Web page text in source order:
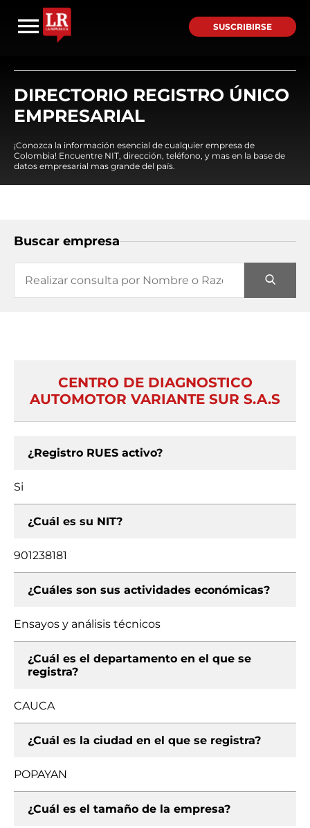
SUSCRIBIRSE
DIRECTORIO REGISTRO ÚNICO
EMPRESARIAL
¡Conozca la información esencial de cualquier empresa de
Colombia! Encuentre NIT, dirección, teléfono, y mas en la base de
datos empresarial mas grande del país.
Buscar empresa
CENTRO DE DIAGNOSTICO
AUTOMOTOR VARIANTE SUR S.A.S
¿Registro RUES activo?
Si
¿Cuál es su NIT?
901238181
¿Cuáles son sus actividades económicas?
Ensayos y análisis técnicos
¿Cuál es el departamento en el que se
registra?
CAUCA
¿Cuál es la ciudad en el que se registra?
POPAYAN
¿Cuál es el tamaño de la empresa?